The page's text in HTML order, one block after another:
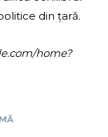
din țară.
home?